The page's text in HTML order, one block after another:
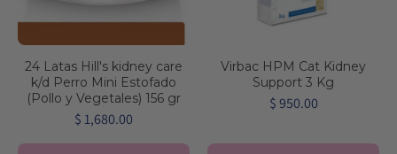
24 Latas Hill's kidney care
k/d Perro Mini Estofado
(Pollo y Vegetales) 156 gr
$ 1,680.00
Virbac HPM Cat Kidney
Support 3 Kg
$ 950.00